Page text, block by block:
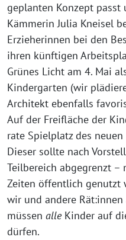
geplan­ten Konzept
Kämmerin Julia Kneisel
Erzieherinnen bei den
ihren künf­ti­gen
Grünes Licht am 4. Mai
Kindergarten (wir
Architekt eben­falls
Auf der Freifläche der
ra­te Spielplatz des
Dieser soll­te nach
Teilbereich abge­grenzt
Zeiten öffent­lich genutzt
wir und ande­re
müs­sen alle Kinder auf
dürfen.